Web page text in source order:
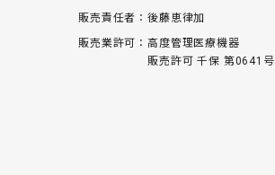
販売責任者
後藤恵律加
販売業許可
高度管理医療機器
販売許可 千保 第0641号